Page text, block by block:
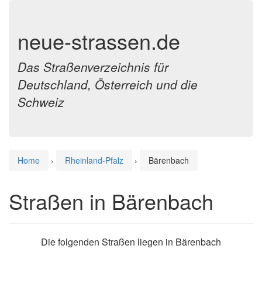
neue-strassen.de
Das Straßenverzeichnis für
Deutschland, Österreich und die
Schweiz
Home › Rheinland-Pfalz › Bärenbach
Straßen in Bärenbach
Die folgenden Straßen liegen in Bärenbach